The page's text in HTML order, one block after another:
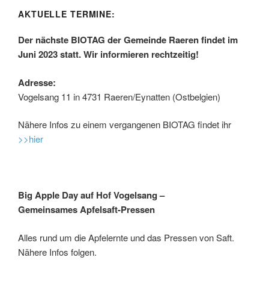
AKTUELLE TERMINE:
Der nächste BIOTAG der Gemeinde Raeren findet im
Juni 2023 statt. Wir informieren rechtzeitig!
Adresse:
Vogelsang 11 in 4731 Raeren/Eynatten (Ostbelgien)
Nähere Infos zu einem vergangenen BIOTAG findet ihr
>>hier
Big Apple Day auf Hof Vogelsang –
Gemeinsames Apfelsaft-Pressen
Alles rund um die Apfelernte und das Pressen von Saft.
Nähere Infos folgen.